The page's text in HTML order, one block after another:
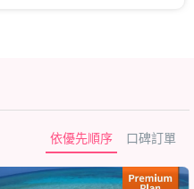
依優先順序 口碑訂單